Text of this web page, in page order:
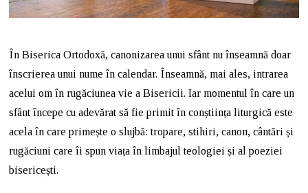
În Biserica Ortodoxă, canonizarea unui sfânt nu înseamnă doar
înscrierea unui nume în calendar. Înseamnă, mai ales, intrarea
acelui om în rugăciunea vie a Bisericii. Iar momentul în care un
sfânt începe cu adevărat să fie primit în conștiința liturgică este
acela în care primește o slujbă: tropare, stihiri, canon, cântări și
rugăciuni care îi spun viața în limbajul teologiei și al poeziei
bisericești.